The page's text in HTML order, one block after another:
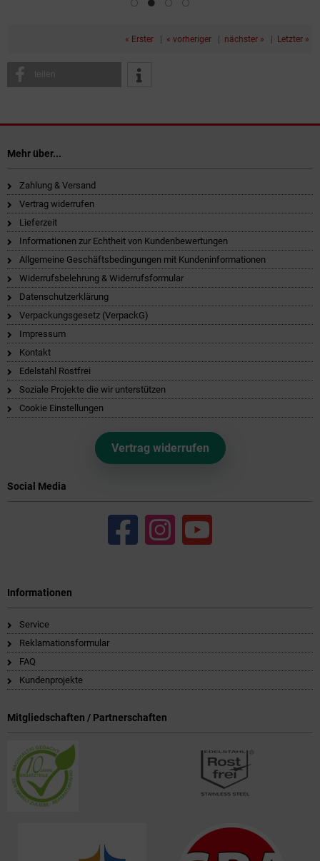
« Erster | « vorheriger | nächster » | Letzter »
teilen
Mehr über...
Zahlung & Versand
Vertrag widerrufen
Lieferzeit
Informationen zur Echtheit von Kundenbewertungen
Allgemeine Geschäftsbedingungen mit Kundeninformationen
Widerrufsbelehrung & Widerrufsformular
Datenschutzerklärung
Verpackungsgesetz (VerpackG)
Impressum
Kontakt
Edelstahl Rostfrei
Soziale Projekte die wir unterstützen
Cookie Einstellungen
Vertrag widerrufen
Social Media
Informationen
Service
Reklamationsformular
FAQ
Kundenprojekte
Mitgliedschaften / Partnerschaften